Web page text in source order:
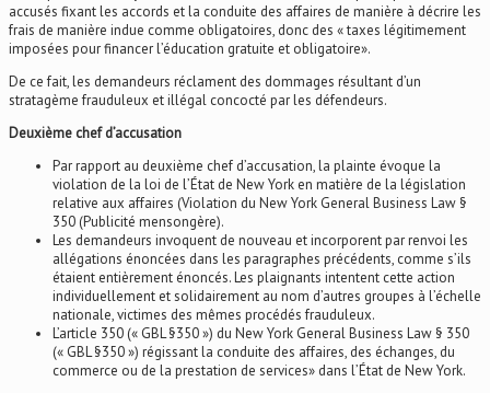
accusés fixant les accords et la conduite des affaires de manière à décrire les
frais de manière indue comme obligatoires, donc des « taxes légitimement
imposées pour financer l’éducation gratuite et obligatoire».
De ce fait, les demandeurs réclament des dommages résultant d’un
stratagème frauduleux et illégal concocté par les défendeurs.
Deuxième chef d’accusation
Par rapport au deuxième chef d’accusation, la plainte évoque la
violation de la loi de l’État de New York en matière de la législation
relative aux affaires (Violation du New York General Business Law §
350 (Publicité mensongère).
Les demandeurs invoquent de nouveau et incorporent par renvoi les
allégations énoncées dans les paragraphes précédents, comme s’ils
étaient entièrement énoncés. Les plaignants intentent cette action
individuellement et solidairement au nom d’autres groupes à l’échelle
nationale, victimes des mêmes procédés frauduleux.
L’article 350 (« GBL §350 ») du New York General Business Law § 350
(« GBL §350 ») régissant la conduite des affaires, des échanges, du
commerce ou de la prestation de services» dans l’État de New York.